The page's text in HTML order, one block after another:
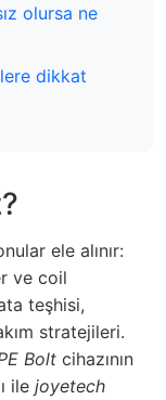
olursa ne
dikkat
ele alınır:
ve coil
teşhisi,
stratejileri.
Bolt cihazının
ile joyetech